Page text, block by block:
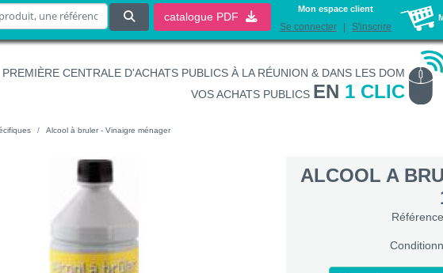
catalogue PDF
Mon espace client
Se connecter S'inscrire
CENTRALE D'ACHATS PUBLICS À LA RÉUNION & DANS LES DOM
VOS ACHATS PUBLICS EN 1 CLIC
Alcool à bruler - Vinaigre ménager
ALCOOL A